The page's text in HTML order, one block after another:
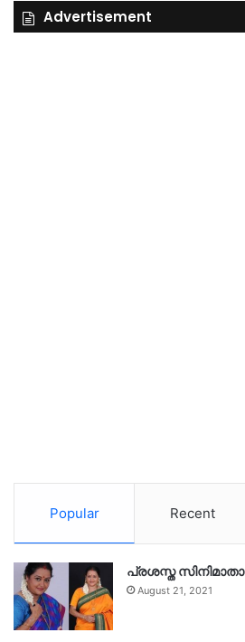
Advertisement
Popular Recent
പ്രശസ്ത
August 21, 2021